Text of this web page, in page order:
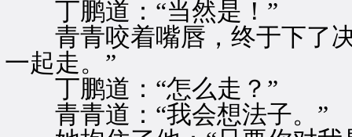
丁鹏道：“当然是！”
青青咬着嘴唇，终于下了决
一起走。”
丁鹏道：“怎么走？”
青青道：“我会想法子。”